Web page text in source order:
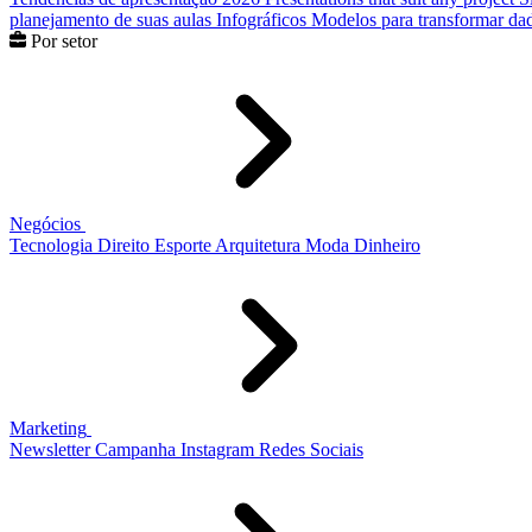
planejamento de suas aulas Infográficos Modelos para transformar
Por setor
Negócios
Tecnologia Direito Esporte Arquitetura Moda Dinheiro
Marketing
Newsletter Campanha Instagram Redes Sociais